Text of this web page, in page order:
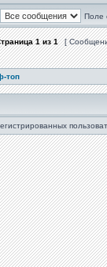
Поле
1из1 [
топ